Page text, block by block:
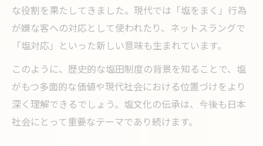
な役割を果たしてきました。現代では「塩をまく」行為
が嫌な客への対応として使われたり、ネットスラングで
「塩対応」といった新しい意味も生まれています。
このように、歴史的な塩田制度の背景を知ることで、塩
がもつ多面的な価値や現代社会における位置づけをより
深く理解できるでしょう。塩文化の伝承は、今後も日本
社会にとって重要なテーマであり続けます。